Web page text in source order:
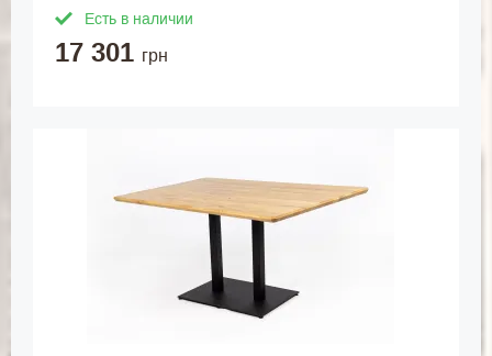
Есть в наличии
17 301 грн